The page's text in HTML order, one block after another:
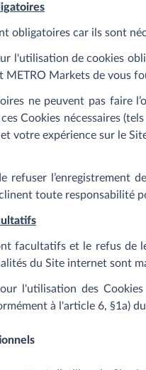
obligatoires car ils sont
l'utilisation de cookies
METRO Markets de vous
ne peuvent pas faire
ces Cookies nécessaires
votre expérience sur le
refuser l’enregistrement
toute responsabilité
facultatifs et le refus de
du Site internet sont
l'utilisation des
à l'article 6, §1a)